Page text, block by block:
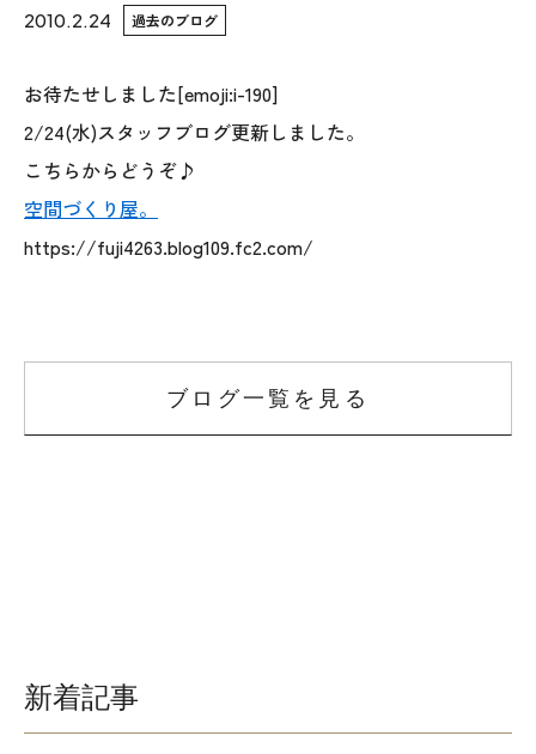
お知らせ
ISSH糸魚川住宅認定基準
会社案内
上越スタジオ
スタッフ紹介
採用情報
2010.2.24 過去のブログ
お待たせしました[emoji:i-190]
2/24(水)スタッフブログ更新しました。
こちらからどうぞ♪
空間づくり屋。
https://fuji4263.blog109.fc2.com/
ブログ一覧を見る
新着記事